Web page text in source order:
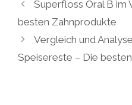
Superfloss Oral B im
besten Zahnprodukte
Vergleich und
Speisereste – Die